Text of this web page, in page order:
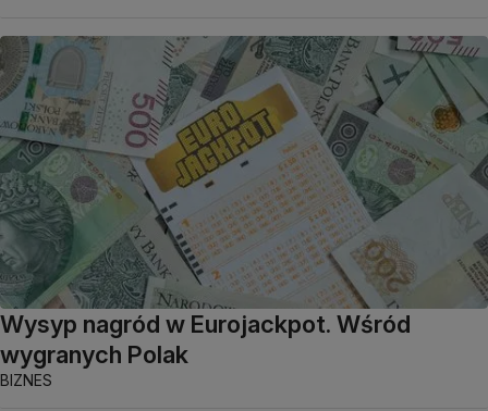
Wysyp nagród w Eurojackpot. Wśród
wygranych Polak
BIZNES